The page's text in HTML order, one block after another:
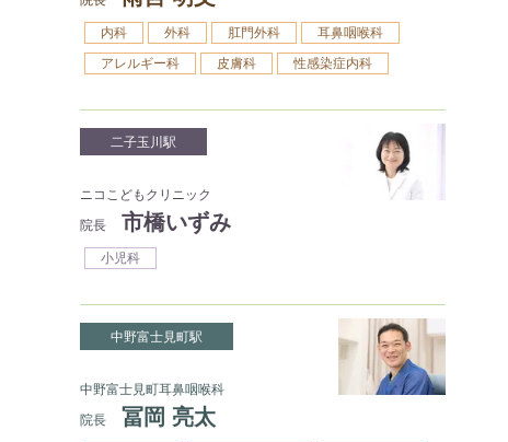
内科 外科 肛門外科
耳鼻咽喉科
アレルギー科
皮膚科 性感染症内科
二子玉川駅
ニコこどもクリニック
院長
市橋いずみ
小児科
中野富士見町駅
中野富士見町耳鼻咽喉科
院長
冨岡 亮太